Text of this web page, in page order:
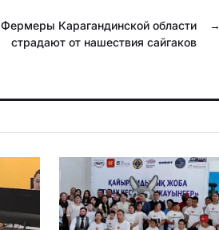
→
Фермеры Карагандинской области
страдают от нашествия сайгаков